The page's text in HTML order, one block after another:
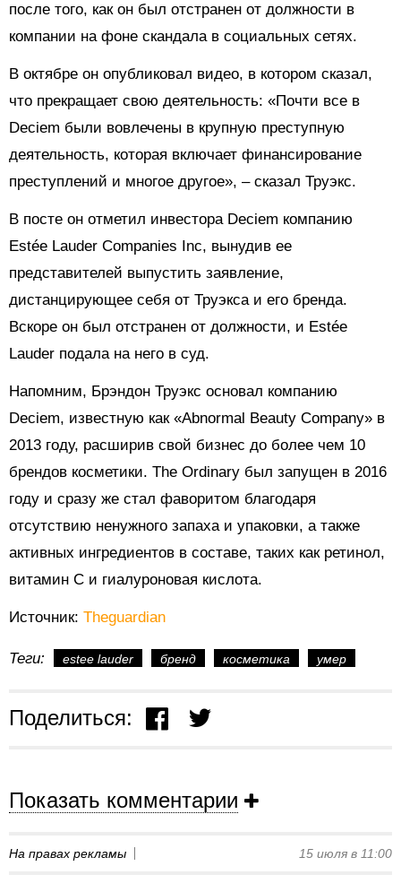
после того, как он был отстранен от должности в
компании на фоне скандала в социальных сетях.
В октябре он опубликовал видео, в котором сказал,
что прекращает свою деятельность: «Почти все в
Deciem были вовлечены в крупную преступную
деятельность, которая включает финансирование
преступлений и многое другое», – сказал Труэкс.
В посте он отметил инвестора Deciem компанию
Estée Lauder Companies Inc, вынудив ее
представителей выпустить заявление,
дистанцирующее себя от Труэкса и его бренда.
Вскоре он был отстранен от должности, и Estée
Lauder подала на него в суд.
Напомним, Брэндон Труэкс основал компанию
Deciem, известную как «Abnormal Beauty Company» в
2013 году, расширив свой бизнес до более чем 10
брендов косметики. The Ordinary был запущен в 2016
году и сразу же стал фаворитом благодаря
отсутствию ненужного запаха и упаковки, а также
активных ингредиентов в составе, таких как ретинол,
витамин С и гиалуроновая кислота.
Источник: Theguardian
Теги: estee lauder бренд косметика умер
Поделиться:
Показать комментарии
На правах рекламы 15 июля в 11:00